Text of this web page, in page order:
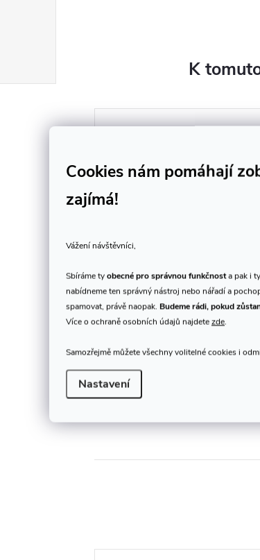
Cookies nám pomáhají
zajímá!
Vážení návštěvníci,
Sbíráme tyobecné pro správnou funkčnosta pak i ty
nabídneme ten správný nástroj nebo nářadí a
spamovat, právě naopak. Budeme rádi, pokud
Více o ochraně osobních údajů najdetezde.
Samozřejmě můžete všechny volitelné cookies i
Nastavení
K
JOHA -
239 Kč
Skladem
prodejna